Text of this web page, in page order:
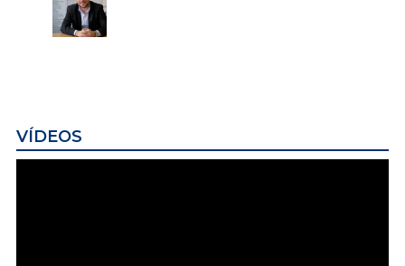
VÍDEOS